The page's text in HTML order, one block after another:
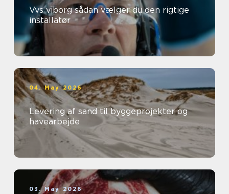
Vvs viborg sådan vælger du den rigtige
installatør
04. May 2026
Levering af sand til byggeprojekter og
havearbejde
03. May 2026